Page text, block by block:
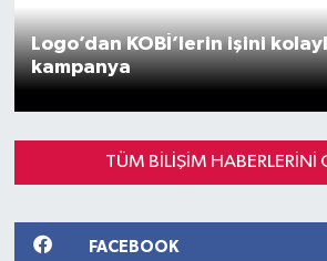
Logo’dan KOBİ’lerin işini
kampanya
TÜM BİLİŞİM HABERLERINI
FACEBOOK
OSB
SEKTÖR
ŞİRKET PANO
ÜLKE